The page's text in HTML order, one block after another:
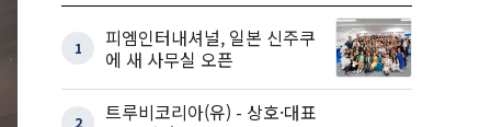
1
피엠인터내셔널, 일본 신주쿠
에 새 사무실 오픈
2
트루비코리아(유) - 상호·대표